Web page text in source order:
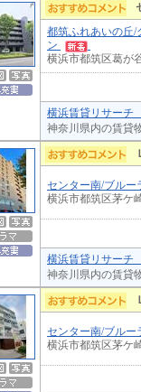
都筑ふれあいの丘/
ン
横浜市都筑区葛が
横浜賃貸リサーチ
神奈川県内の賃貸
センター南/ブルー
横浜市都筑区茅ケ
横浜賃貸リサーチ
神奈川県内の賃貸
センター南/ブル
横浜市都筑区茅ケ